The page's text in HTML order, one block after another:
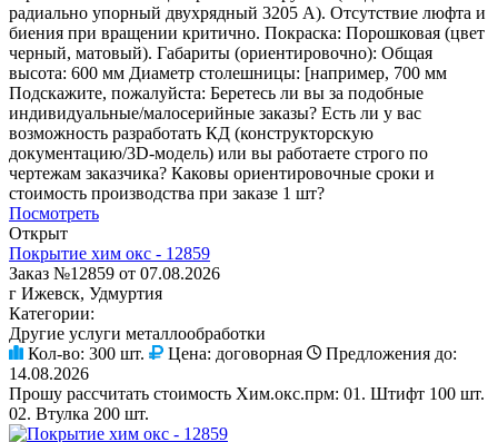
радиально упорный двухрядный 3205 А). Отсутствие люфта и
биения при вращении критично. Покраска: Порошковая (цвет
черный, матовый). Габариты (ориентировочно): Общая
высота: 600 мм Диаметр столешницы: [например, 700 мм
Подскажите, пожалуйста: Беретесь ли вы за подобные
индивидуальные/малосерийные заказы? Есть ли у вас
возможность разработать КД (конструкторскую
документацию/3D-модель) или вы работаете строго по
чертежам заказчика? Каковы ориентировочные сроки и
стоимость производства при заказе 1 шт?
Посмотреть
Открыт
Покрытие хим окс - 12859
Заказ №12859 от 07.08.2026
г Ижевск, Удмуртия
Категории:
Другие услуги металлообработки
Кол-во: 300 шт. Цена: договорная
Предложения до:
14.08.2026
Прошу рассчитать стоимость Хим.окс.прм: 01. Штифт 100 шт.
02. Втулка 200 шт.